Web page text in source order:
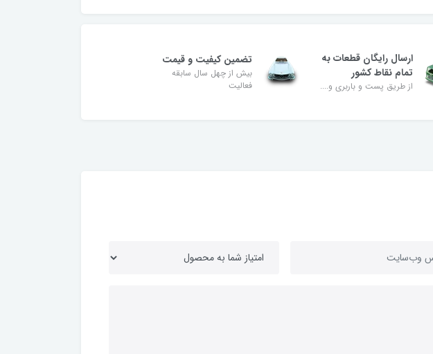
ارسال رایگان قطعات به
تمام نقاط کشور
از طریق پست و باربری و....
تضمین کیفیت و قیمت
بیش از چهل سال سابقه
فعالیت